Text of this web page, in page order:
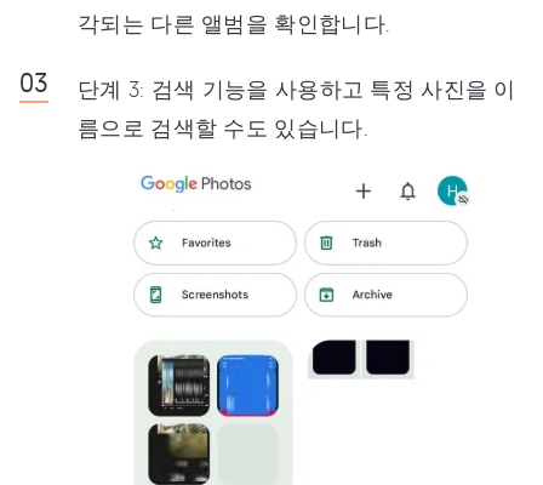
각되는 다른 앨범을 확인합니다.
단계 3: 검색 기능을 사용하고 특정 사진을 이
름으로 검색할 수도 있습니다.